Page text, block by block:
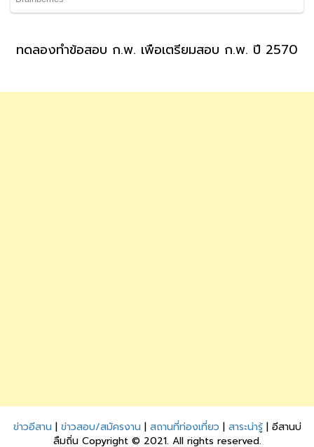
ทดลองทำข้อสอบ ก.พ. เพื่อเตรียมสอบ ก.พ. ปี 2570
ข่าวอีสาน | ข่าวสอบ/สมัครงาน | สถานที่ท่องเที่ยว | สาระน่ารู้| อีสานบ่
ลืมถิ่น Copyright © 2021. All rights reserved.